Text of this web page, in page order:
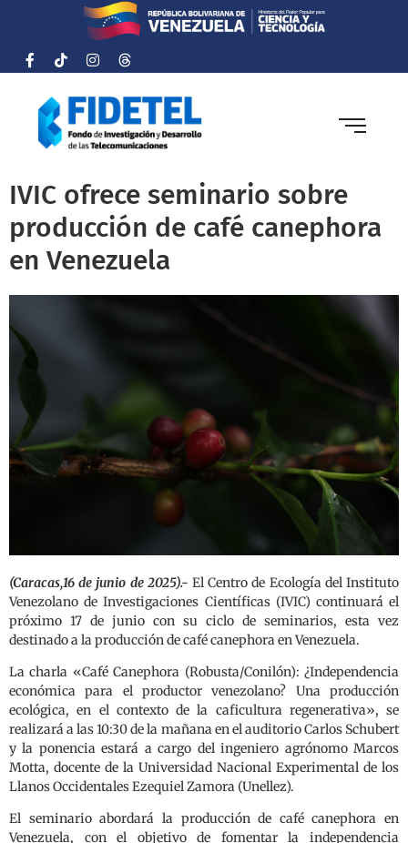
IVIC ofrece seminario sobre
producción de café canephora
en Venezuela
(Caracas,16 de junio de 2025).- El Centro de Ecología del Instituto
Venezolano de Investigaciones Científicas (IVIC) continuará el
próximo 17 de junio con su ciclo de seminarios, esta vez
destinado a la producción de café canephora en Venezuela.
La charla «Café Canephora (Robusta/Conilón): ¿Independencia
económica para el productor venezolano? Una producción
ecológica, en el contexto de la caficultura regenerativa», se
realizará a las 10:30 de la mañana en el auditorio Carlos Schubert
y la ponencia estará a cargo del ingeniero agrónomo Marcos
Motta, docente de la Universidad Nacional Experimental de los
Llanos Occidentales Ezequiel Zamora (Unellez).
El seminario abordará la producción de café canephora en
Venezuela, con el objetivo de fomentar la independencia